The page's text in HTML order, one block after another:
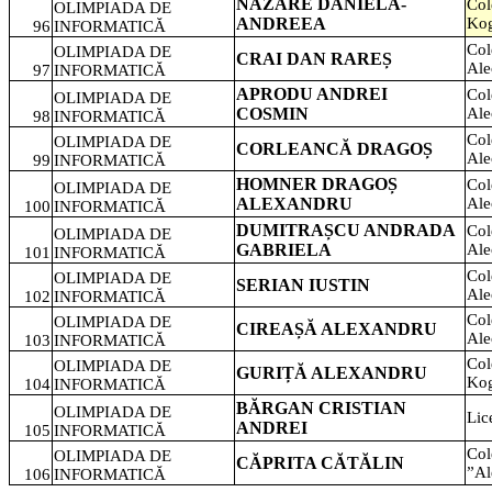
96
OLIMPIADA DE
INFORMATICĂ
NAZARE DANIELA-
ANDREEA
97
OLIMPIADA DE
INFORMATICĂ
CRAI DAN RAREȘ
98
OLIMPIADA DE
INFORMATICĂ
APRODU ANDREI
COSMIN
99
OLIMPIADA DE
INFORMATICĂ
CORLEANCĂ DRAGOȘ
100
OLIMPIADA DE
INFORMATICĂ
HOMNER DRAGOȘ
ALEXANDRU
101
OLIMPIADA DE
INFORMATICĂ
DUMITRAȘCU ANDRADA
GABRIELA
102
OLIMPIADA DE
INFORMATICĂ
SERIAN IUSTIN
103
OLIMPIADA DE
INFORMATICĂ
CIREAȘĂ ALEXANDRU
104
OLIMPIADA DE
INFORMATICĂ
GURIȚĂ ALEXANDRU
105
OLIMPIADA DE
INFORMATICĂ
BĂRGAN CRISTIAN
ANDREI
106
OLIMPIADA DE
INFORMATICĂ
CĂPRITA CĂTĂLIN